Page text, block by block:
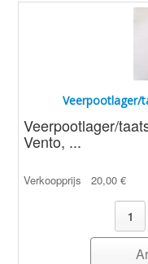
Veerpootlager/
Veerpootlager/
Vento, ...
Verkoopprijs 20,00 €